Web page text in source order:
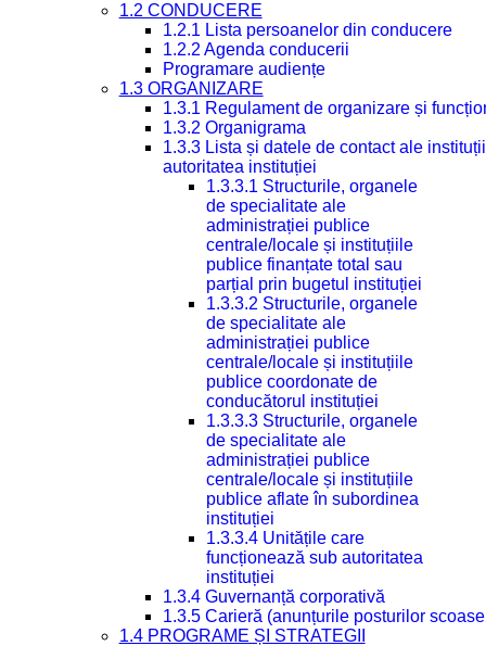
1.2 CONDUCERE
1.2.1 Lista persoanelor din conducere
1.2.2 Agenda conducerii
Programare audiențe
1.3 ORGANIZARE
1.3.1 Regulament de organizare și
1.3.2 Organigrama
1.3.3 Lista și datele de contact ale
autoritatea instituției
1.3.3.1 Structurile, organele
de specialitate ale
administrației publice
centrale/locale și instituțiile
publice finanțate total sau
parțial prin bugetul instituției
1.3.3.2 Structurile, organele
de specialitate ale
administrației publice
centrale/locale și instituțiile
publice coordonate de
conducătorul instituției
1.3.3.3 Structurile, organele
de specialitate ale
administrației publice
centrale/locale și instituțiile
publice aflate în subordinea
instituției
1.3.3.4 Unitățile care
funcționează sub autoritatea
instituției
1.3.4 Guvernanță corporativă
1.3.5 Carieră (anunțurile posturilor
1.4 PROGRAME ȘI STRATEGII